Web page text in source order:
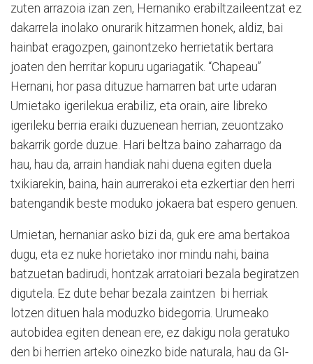
zuten arrazoia izan zen, Hernaniko erabiltzaileentzat ez
dakarrela inolako onurarik hitzarmen honek, aldiz, bai
hainbat eragozpen, gainontzeko herrietatik bertara
joaten den herritar kopuru ugariagatik. “Chapeau”
Hernani, hor pasa dituzue hamarren bat urte udaran
Urnietako igerilekua erabiliz, eta orain, aire libreko
igerileku berria eraiki duzuenean herrian, zeuontzako
bakarrik gorde duzue. Hari beltza baino zaharrago da
hau, hau da, arrain handiak nahi duena egiten duela
txikiarekin, baina, hain aurrerakoi eta ezkertiar den herri
batengandik beste moduko jokaera bat espero genuen.
Urnietan, hernaniar asko bizi da, guk ere ama bertakoa
dugu, eta ez nuke horietako inor mindu nahi, baina
batzuetan badirudi, hontzak arratoiari bezala begiratzen
digutela. Ez dute behar bezala zaintzen bi herriak
lotzen dituen hala moduzko bidegorria. Urumeako
autobidea egiten denean ere, ez dakigu nola geratuko
den bi herrien arteko oinezko bide naturala, hau da GI-